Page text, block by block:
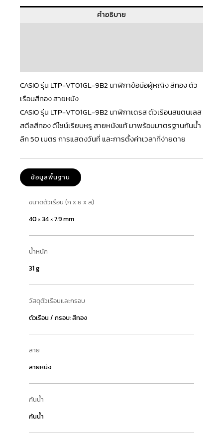
คำอธิบาย
CASIO รุ่น LTP-VT01GL-9B2 นาฬิกาข้อมือผู้หญิง สีทอง ตัว
เรือนสีทอง สายหนัง
CASIOรุ่น LTP-VT01GL-9B2 นาฬิกาเดรส ตัวเรือนสแตนเลส
สตีลสีทอง ดีไซน์เรียบหรู สายหนังแท้ มาพร้อมมาตรฐานกันน้ำ
ลึก 50 เมตร การแสดงวันที่ และการตั้งค่าเวลาที่ง่ายดาย
ข้อมูลพื้นฐาน
ขนาดตัวเรือน (ก x ย x ส)
40 × 34 × 7.9 mm
น้ำหนัก
31 g
วัสดุตัวเรือนและกรอบ
ตัวเรือน / กรอบ: สีทอง
สาย
สายหนัง
กันน้ำ
กันน้ำ